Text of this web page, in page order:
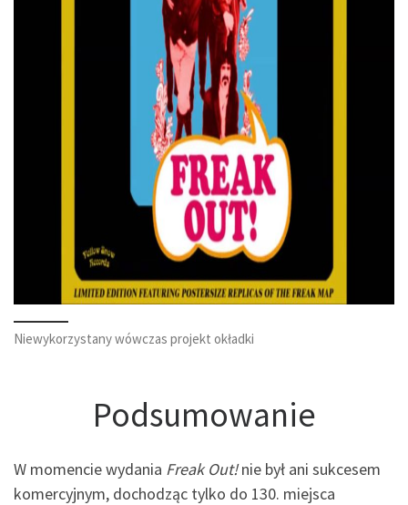
Niewykorzystany wówczas projekt okładki
Podsumowanie
W momencie wydania Freak Out!nie był ani sukcesem
komercyjnym, dochodząc tylko do 130. miejsca